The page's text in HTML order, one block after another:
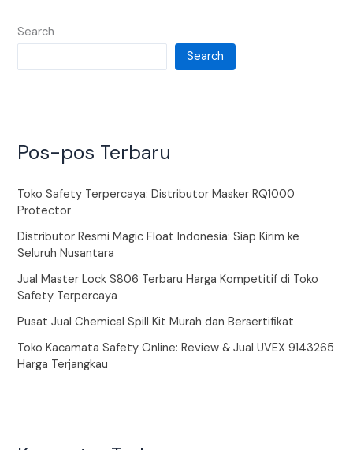
Search
Search
Pos-pos Terbaru
Toko Safety Terpercaya: Distributor Masker RQ1000
Protector
Distributor Resmi Magic Float Indonesia: Siap Kirim ke
Seluruh Nusantara
Jual Master Lock S806 Terbaru Harga Kompetitif di Toko
Safety Terpercaya
Pusat Jual Chemical Spill Kit Murah dan Bersertifikat
Toko Kacamata Safety Online: Review & Jual UVEX 9143265
Harga Terjangkau